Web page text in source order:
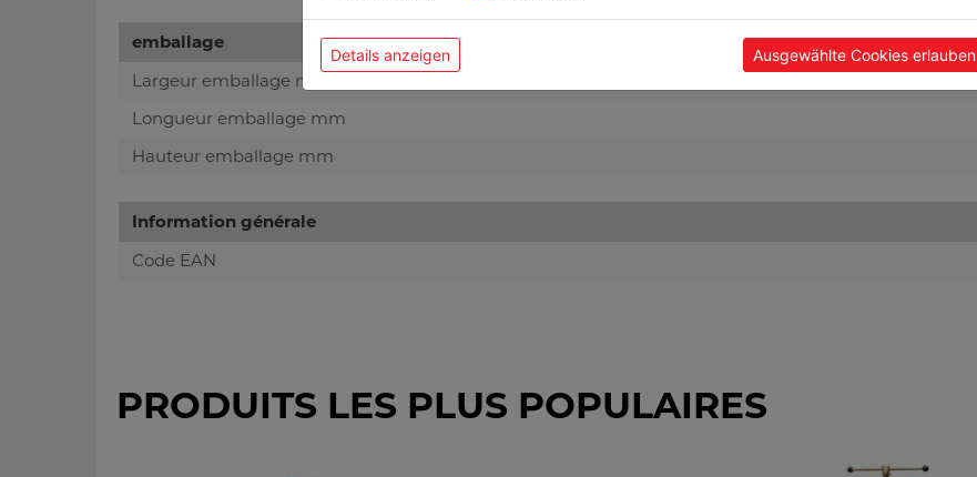
emballage
Largeur emballage mm
Longueur emballage mm
Hauteur emballage mm
Information générale
Code EAN
PRODUITS LES PLUS POPULAIRES
Details anzeigen Ausgewählte Cookies erlauben